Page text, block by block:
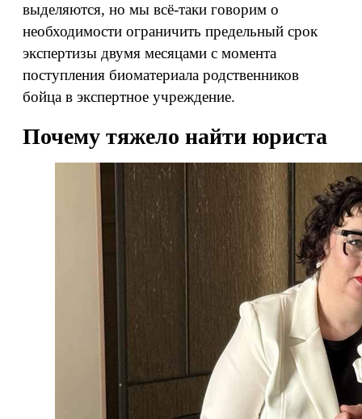
выделяются, но мы всё-таки говорим о
необходимости ограничить предельный срок
экспертизы двумя месяцами с момента
поступления биоматериала родственников
бойца в экспертное учреждение.
Почему тяжело найти юриста